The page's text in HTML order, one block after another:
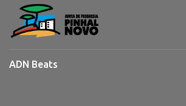
ADN Beats